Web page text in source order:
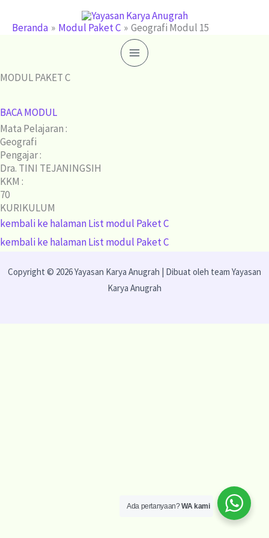
Beranda Modul Paket C Geografi Modul 15
MODUL PAKET C
BACA MODUL
Mata Pelajaran :
Geografi
Pengajar :
Dra. TINI TEJANINGSIH
KKM :
70
KURIKULUM
kembali ke halaman List modul Paket C
kembali ke halaman List modul Paket C
Copyright © 2026 Yayasan Karya Anugrah | Dibuat oleh team Yayasan
Karya Anugrah
Ada pertanyaan?WA kami